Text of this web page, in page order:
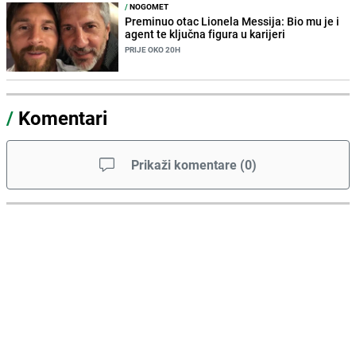
/NOGOMET
Preminuo otac Lionela Messija: Bio mu je i
agent te ključna figura u karijeri
PRIJE OKO 20H
/ Komentari
Prikaži komentare (0)